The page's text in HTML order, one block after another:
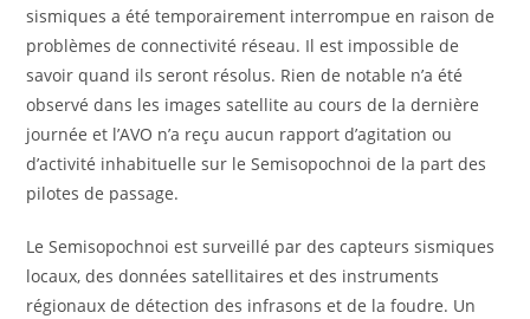
sismiques a été temporairement interrompue en raison de
problèmes de connectivité réseau. Il est impossible de
savoir quand ils seront résolus. Rien de notable n’a été
observé dans les images satellite au cours de la dernière
journée et l’AVO n’a reçu aucun rapport d’agitation ou
d’activité inhabituelle sur le Semisopochnoi de la part des
pilotes de passage.
Le Semisopochnoi est surveillé par des capteurs sismiques
locaux, des données satellitaires et des instruments
régionaux de détection des infrasons et de la foudre. Un